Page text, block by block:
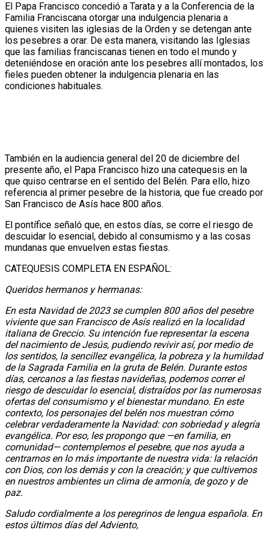
El Papa Francisco concedió a Tarata y a la Conferencia de la
Familia Franciscana otorgar una indulgencia plenaria a
quienes visiten las iglesias de la Orden y se detengan ante
los pesebres a orar. De esta manera, visitando las Iglesias
que las familias franciscanas tienen en todo el mundo y
deteniéndose en oración ante los pesebres allí montados, los
fieles pueden obtener la indulgencia plenaria en las
condiciones habituales.
También en la audiencia general del 20 de diciembre del
presente año, el Papa Francisco hizo una catequesis en la
que quiso centrarse en el sentido del Belén. Para ello, hizo
referencia al primer pesebre de la historia, que fue creado por
San Francisco de Asís hace 800 años.
El pontífice señaló que, en estos días, se corre el riesgo de
descuidar lo esencial, debido al consumismo y a las cosas
mundanas que envuelven estas fiestas.
CATEQUESIS COMPLETA EN ESPAÑOL:
Queridos hermanos y hermanas:
En esta Navidad de 2023 se cumplen 800 años del pesebre
viviente que san Francisco de Asís realizó en la localidad
italiana de Greccio. Su intención fue representar la escena
del nacimiento de Jesús, pudiendo revivir así, por medio de
los sentidos, la sencillez evangélica, la pobreza y la humildad
de la Sagrada Familia en la gruta de Belén. Durante estos
días, cercanos a las fiestas navideñas, podemos correr el
riesgo de descuidar lo esencial, distraídos por las numerosas
ofertas del consumismo y el bienestar mundano. En este
contexto, los personajes del belén nos muestran cómo
celebrar verdaderamente la Navidad: con sobriedad y alegría
evangélica. Por eso, les propongo que —en familia, en
comunidad— contemplemos el pesebre, que nos ayuda a
centrarnos en lo más importante de nuestra vida: la relación
con Dios, con los demás y con la creación; y que cultivemos
en nuestros ambientes un clima de armonía, de gozo y de
paz.
Saludo cordialmente a los peregrinos de lengua española. En
estos últimos días del Adviento,